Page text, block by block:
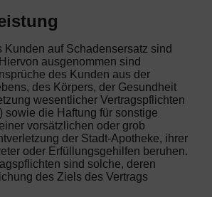
Kunden auf Schadensersatz sind
ausgenommen sind
des Kunden aus der
des Körpers, der Gesundheit
wesentlicher Vertragspflichten
sowie die Haftung für sonstige
vorsätzlichen oder grob
der Stadt-Apotheke, ihrer
oder Erfüllungsgehilfen beruhen.
sind solche, deren
des Ziels des Vertrags